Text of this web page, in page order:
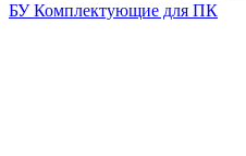
БУ Комплектующие для ПК